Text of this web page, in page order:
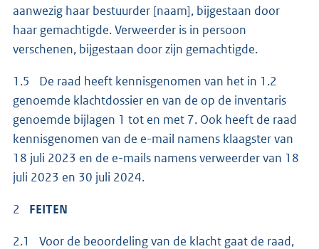
aanwezig haar bestuurder [naam], bijgestaan door
haar gemachtigde. Verweerder is in persoon
verschenen, bijgestaan door zijn gemachtigde.
1.5 De raad heeft kennisgenomen van het in 1.2
genoemde klachtdossier en van de op de inventaris
genoemde bijlagen 1 tot en met 7. Ook heeft de raad
kennisgenomen van de e-mail namens klaagster van
18 juli 2023 en de e-mails namens verweerder van 18
juli 2023 en 30 juli 2024.
2 FEITEN
2.1 Voor de beoordeling van de klacht gaat de raad,